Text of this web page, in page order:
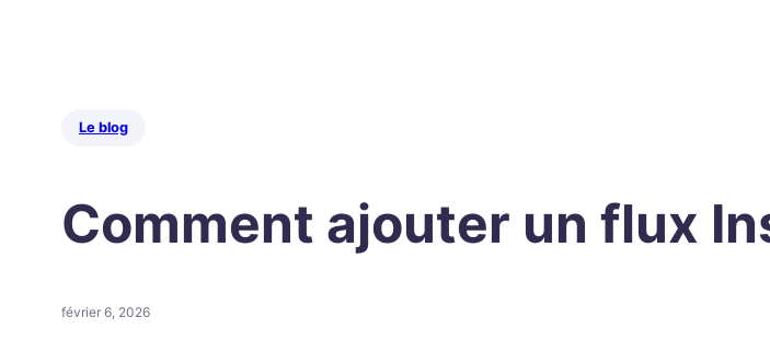
Le blog
Comment ajouter un flux
février 6, 2026